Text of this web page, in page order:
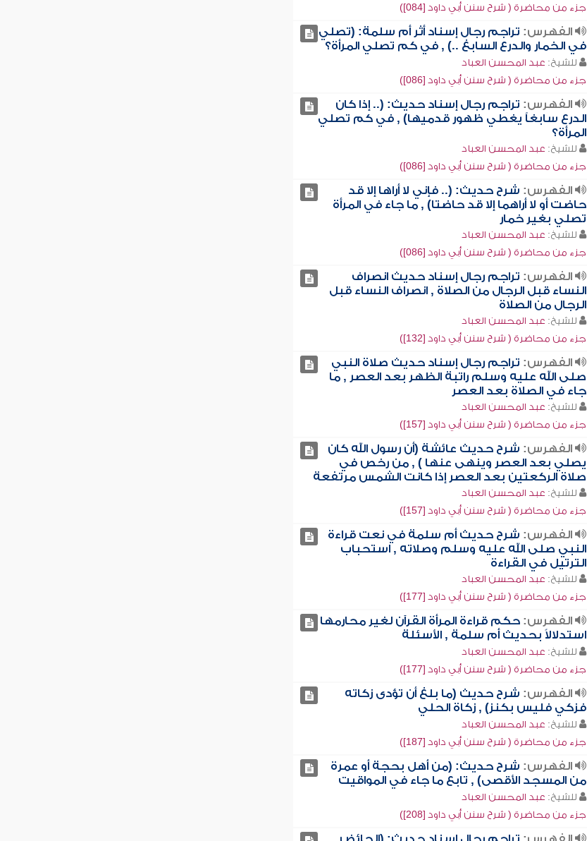
جزء من محاضرة ( شرح سنن أبي داود [084])
الفهرس: تراجم رجال إسناد أثر أم سلمة: (تصلي
في الخمار والدرع السابغ ..) , في كم تصلي المرأة؟
للشيخ: عبد المحسن العباد
جزء من محاضرة ( شرح سنن أبي داود [086])
الفهرس: تراجم رجال إسناد حديث: (.. إذا كان
الدرع سابغاً يغطي ظهور قدميها) , في كم تصلي
المرأة؟
للشيخ: عبد المحسن العباد
جزء من محاضرة ( شرح سنن أبي داود [086])
الفهرس: شرح حديث: (.. فإني لا أراها إلا قد
حاضت أو لا أراهما إلا قد حاضتا) , ما جاء في المرأة
تصلي بغير خمار
للشيخ: عبد المحسن العباد
جزء من محاضرة ( شرح سنن أبي داود [086])
الفهرس: تراجم رجال إسناد حديث انصراف
النساء قبل الرجال من الصلاة , انصراف النساء قبل
الرجال من الصلاة
للشيخ: عبد المحسن العباد
جزء من محاضرة ( شرح سنن أبي داود [132])
الفهرس: تراجم رجال إسناد حديث صلاة النبي
صلى الله عليه وسلم راتبة الظهر بعد العصر , ما
جاء في الصلاة بعد العصر
للشيخ: عبد المحسن العباد
جزء من محاضرة ( شرح سنن أبي داود [157])
الفهرس: شرح حديث عائشة (أن رسول الله كان
يصلي بعد العصر وينهى عنها ) , من رخص في
صلاة الركعتين بعد العصر إذا كانت الشمس مرتفعة
للشيخ: عبد المحسن العباد
جزء من محاضرة ( شرح سنن أبي داود [157])
الفهرس: شرح حديث أم سلمة في نعت قراءة
النبي صلى الله عليه وسلم وصلاته , استحباب
الترتيل في القراءة
للشيخ: عبد المحسن العباد
جزء من محاضرة ( شرح سنن أبي داود [177])
الفهرس: حكم قراءة المرأة القرآن لغير محارمها
استدلالاً بحديث أم سلمة , الأسئلة
للشيخ: عبد المحسن العباد
جزء من محاضرة ( شرح سنن أبي داود [177])
الفهرس: شرح حديث (ما بلغ أن تؤدى زكاته
فزكي فليس بكنز) , زكاة الحلي
للشيخ: عبد المحسن العباد
جزء من محاضرة ( شرح سنن أبي داود [187])
الفهرس: شرح حديث: (من أهل بحجة أو عمرة
من المسجد الأقصى) , تابع ما جاء في المواقيت
للشيخ: عبد المحسن العباد
جزء من محاضرة ( شرح سنن أبي داود [208])